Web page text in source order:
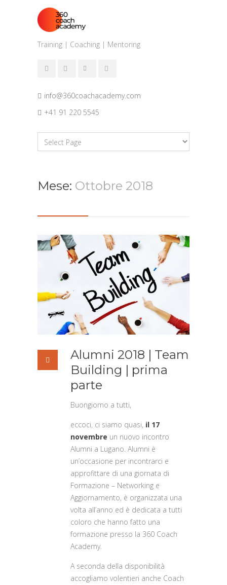
Training | Coaching | Mentoring
info@360coachacademy.com
+41 91 220 5545
Mese: Ottobre 2018
Alumni 2018 | Team
Building | prima
parte
Buongiorno a tutti,
eccoci, ci siamo quasi, il 17
novembre un nuovo incontro
Alumni a Lugano. Alumni è
un’occasione per incontrarci e
approfittare di una giornata di
Formazione – Networking e
Aggiornamento, è organizzata una
volta all’anno ed è dedicata a tutti
coloro che hanno fatto una
formazione presso la 360 Coach
Academy.
A seconda della disponibilità
accogliamo volentieri anche Coach